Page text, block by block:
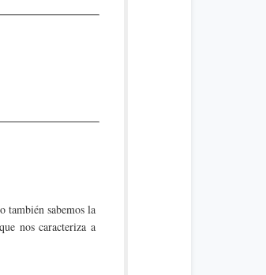
también sabemos la
nos caracteriza a